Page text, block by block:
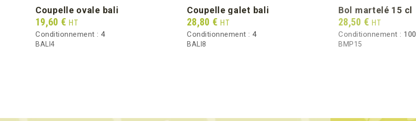
coupelle ovale bali
Prix
19,60 € HT
Conditionnement : 4
BALI4
coupelle galet bali
Prix
28,80 € HT
Conditionnement : 4
BALI8
bol martelé 15 cl
Prix
28,50 € HT
Conditionnement : 100
BMP15